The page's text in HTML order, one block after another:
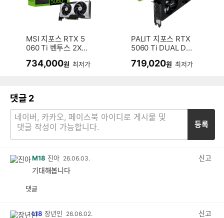
MSI 지포스 RTX 5
060 Ti 벤투스 2X
734,000원 최저가
PALIT 지포스 RTX
5060 Ti DUAL D7
719,020원 최저가
댓글 2
등록
M18 진아 26.06.03.
신고
기대해봅니다
댓글
L18 장년인 26.06.02.
신고